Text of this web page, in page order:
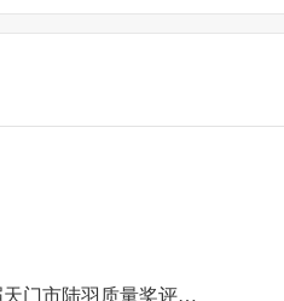
市人民政府关于第六届天门市陆羽质量奖评审结果的通报